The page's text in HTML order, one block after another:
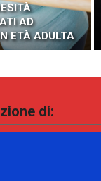
AD
ETÀ ADULTA
di: